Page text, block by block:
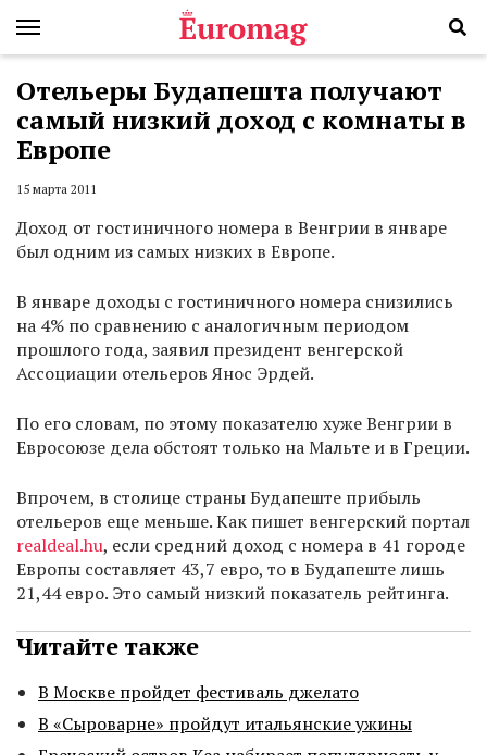
Отельеры Будапешта получают
самый низкий доход с комнаты в
Европе
15 марта 2011
Доход от гостиничного номера в Венгрии в январе
был одним из самых низких в Европе.
В январе доходы с гостиничного номера снизились
на 4% по сравнению с аналогичным периодом
прошлого года, заявил президент венгерской
Ассоциации отельеров Янос Эрдей.
По его словам, по этому показателю хуже Венгрии в
Евросоюзе дела обстоят только на Мальте и в Греции.
Впрочем, в столице страны Будапеште прибыль
отельеров еще меньше. Как пишет венгерский портал
realdeal.hu, если средний доход с номера в 41 городе
Европы составляет 43,7 евро, то в Будапеште лишь
21,44 евро. Это самый низкий показатель рейтинга.
Читайте также
В Москве пройдет фестиваль джелато
В «Сыроварне» пройдут итальянские ужины